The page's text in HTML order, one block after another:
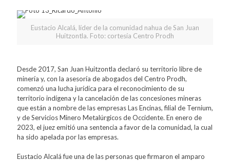
Eustacio Alcalá, líder de la comunidad nahua de San Juan
Huitzontla. Foto: cortesía Centro Prodh
Desde 2017, San Juan Huitzontla declaró su territorio libre de
minería y, con la asesoría de abogados del Centro Prodh,
comenzó una lucha jurídica para el reconocimiento de su
territorio indígena y la cancelación de las concesiones mineras
que están a nombre de las empresas Las Encinas, filial de Ternium,
y de Servicios Minero Metalúrgicos de Occidente. En enero de
2023, el juez emitió una sentencia a favor de la comunidad, la cual
ha sido apelada por las empresas.
Eustacio Alcalá fue una de las personas que firmaron el amparo